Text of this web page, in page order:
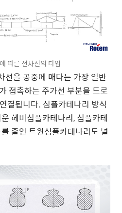
따른 전차선의 타입
선을 공중에 매다는 가장 일반
접촉하는 주가선 부분을 드로
결됩니다. 심플카테나리 방식
헤비심플카테나리, 심플카테
줄인 트윈심플카테나리도 널